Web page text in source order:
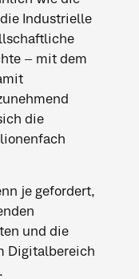
Industrielle
– mit dem
die
je gefordert,
und die
Digitalbereich